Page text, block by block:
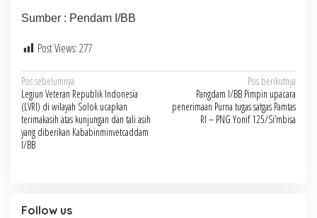
Sumber : Pendam I/BB
Post Views:277
Navigasi
pos
Pos sebelumnya
Legiun Veteran Republik Indonesia
(LVRI) di wilayah Solok ucapkan
terimakasih atas kunjungan dan tali asih
yang diberikan Kababinminvetcaddam
I/BB
Pos berikutnya
Pangdam I/BB Pimpin upacara
penerimaan Purna tugas satgas Pamtas
RI – PNG Yonif 125/Si’mbisa
Follow us